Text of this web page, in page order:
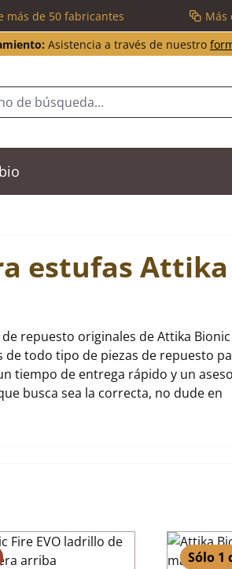
más de 50 fabricantes Más
Asistencia a través de nuestro
estufas Attika
repuesto originales de Attika
todo tipo de piezas de repuesto
tiempo de entrega rápido y un
busca sea la correcta, no dude en
Sólo 1